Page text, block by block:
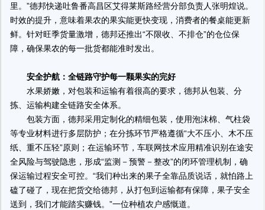
里。”德邦快递吐鲁番高昌区艾得莱斯路经营分部负责人张明煌说。
时效的提升，意味着果农的果实能更快变现，消费者的餐桌能更新
鲜。针对旺季货量激增，德邦还推出“不限收、不排仓”的仓位保
障，确保果农的每一批货都能准时发出。
安全护航：全链路守护每一颗果实的完好
水果娇嫩，对包装和运输有着很高的要求，德邦从包装、分
拣、运输构建全链路安全体系。
包装方面，德邦采用定制化的精细包装，使用泡沫棉、气柱袋
等专业材料进行多层防护；在分拣环节严格遵循“大不压小、木不压
纸、重不压轻”原则；在运输环节，车联网技术应用精准识别在途安
全风险与驾驶隐患，形成“监测－预警－整改”的闭环管理机制，确
保运输过程安全可控。“我们种出来的果子全靠品质说话，就怕路上
磕了碰了，现在把货交给德邦，从打包到运输都有保障，果子安全
送到，我们才能踏实赚钱。”一位种植农户感慨道。